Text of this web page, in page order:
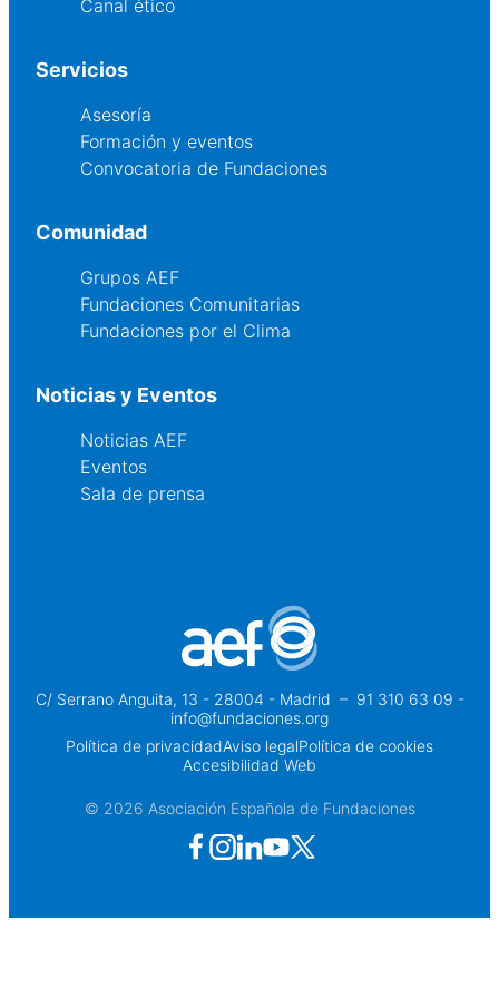
Canal ético
Servicios
Asesoría
Formación y eventos
Convocatoria de Fundaciones
Comunidad
Grupos AEF
Fundaciones Comunitarias
Fundaciones por el Clima
Noticias y Eventos
Noticias AEF
Eventos
Sala de prensa
C/ Serrano Anguita, 13 - 28004 - Madrid – 91 310 63 09 -
info@fundaciones.org
Política de privacidadAviso legalPolítica de cookies
Accesibilidad Web
© 2026 Asociación Española de Fundaciones